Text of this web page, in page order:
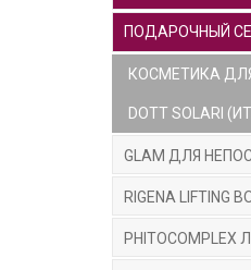
ПОДАРОЧНЫЙ
КОСМЕТИКА
DOTT SOLARI
GLAM ДЛЯ
RIGENA
PHITOCOMPLEX